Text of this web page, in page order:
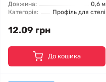
Довжина:
0,6 м
Категорія:
Профіль для стелі
12.09 грн
До кошика